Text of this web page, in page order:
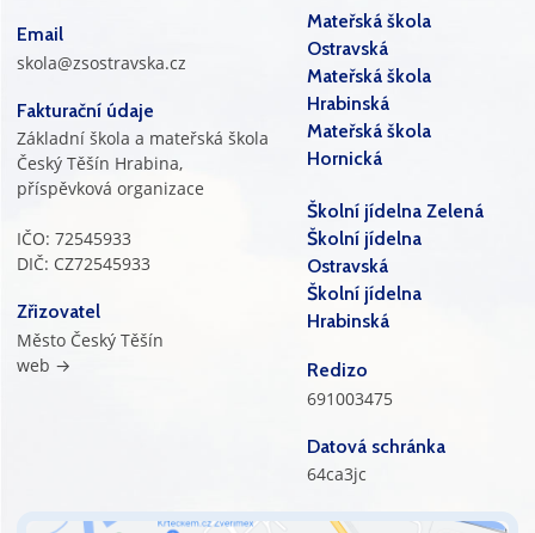
Email
skola@zsostravska.cz
Fakturační údaje
Základní škola a mateřská škola
Český Těšín Hrabina,
příspěvková organizace
IČO: 72545933
DIČ: CZ72545933
Zřizovatel
Město Český Těšín
web →
Mateřská škola
Ostravská
Mateřská škola
Hrabinská
Mateřská škola
Hornická
Školní jídelna Zelená
Školní jídelna
Ostravská
Školní jídelna
Hrabinská
Redizo
691003475
Datová schránka
64ca3jc